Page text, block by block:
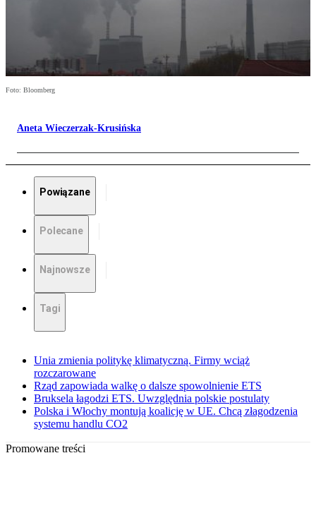
Foto: Bloomberg
Aneta Wieczerzak-Krusińska
Powiązane
Polecane
Najnowsze
Tagi
Unia zmienia politykę klimatyczną. Firmy wciąż
rozczarowane
Rząd zapowiada walkę o dalsze spowolnienie ETS
Bruksela łagodzi ETS. Uwzględnia polskie postulaty
Polska i Włochy montują koalicję w UE. Chcą złagodzenia
systemu handlu CO2
Promowane treści